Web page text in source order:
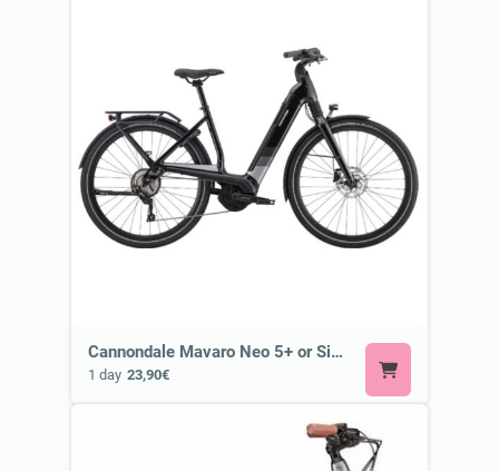
Cannondale Mavaro Neo 5+ or Similar
1 day 23,90€